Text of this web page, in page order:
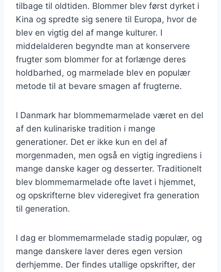
tilbage til oldtiden. Blommer blev først dyrket i
Kina og spredte sig senere til Europa, hvor de
blev en vigtig del af mange kulturer. I
middelalderen begyndte man at konservere
frugter som blommer for at forlænge deres
holdbarhed, og marmelade blev en populær
metode til at bevare smagen af frugterne.
I Danmark har blommemarmelade været en del
af den kulinariske tradition i mange
generationer. Det er ikke kun en del af
morgenmaden, men også en vigtig ingrediens i
mange danske kager og desserter. Traditionelt
blev blommemarmelade ofte lavet i hjemmet,
og opskrifterne blev videregivet fra generation
til generation.
I dag er blommemarmelade stadig populær, og
mange danskere laver deres egen version
derhjemme. Der findes utallige opskrifter, der